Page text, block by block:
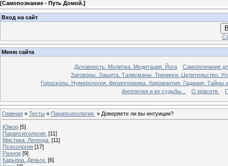
[Самопознание - Путь Домой.]
Вход на сайт
Меню сайта
Духовность. Молитва. Медитация. Йога
Самопознание
Заговоры. Защита. Талисманы. Тренинги. Целительство.
Гороскопы. Нумерология. Физиогномика. Хиромантия. Гадания. Тайны
Ангелочки и их судьбы...
О красоте.
Главная » Тесты » Парапсихология. » Доверяете ли вы интуиции?
Юмор [5]
Парапсихология. [11]
Мистика. Легенда. [11]
Психология [17]
Разное [9]
Карьера. Деньги. [6]